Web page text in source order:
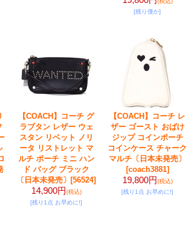
[残り僅か]
【COACH】コーチ グ
ラブタン レザー ウェ
スタン リベット ノリ
ータ リストレット マ
ルチ ポーチ ミニ ハン
ド バッグ ブラック
〔日本未発売〕 [56524]
14,900円(税込)
[残り1点 お早めに!]
【COACH】コーチ レ
ザー ゴースト おばけ
ジップ コインポーチ
コインケース チャーク
マルチ〔日本未発売〕
[coach3881]
19,800円(税込)
[残り1点 お早めに!]